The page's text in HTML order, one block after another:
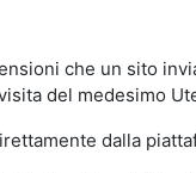
che un sito
del medesimo
dalla